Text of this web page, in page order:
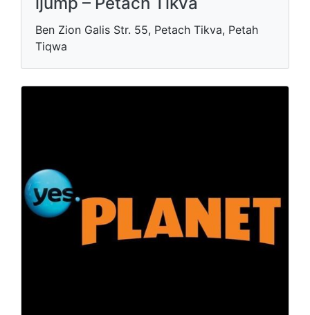
Ben Zion Galis Str. 55, Petach Tikva, Petah
Tiqwa